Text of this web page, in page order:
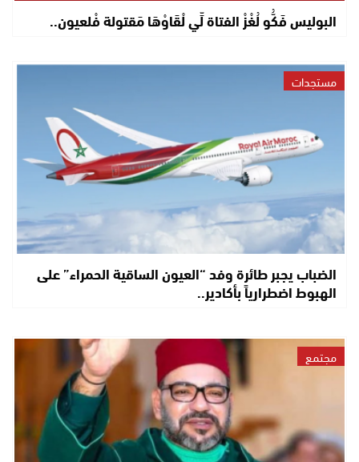
البوليس فَكُّو لُغْزْ الفتاة لِّي لْقَاوْهَا مَقتولة فْلعيون..
مستجدات
الضباب يجبر طائرة وفد “العيون الساقية الحمراء” على
الهبوط اضطرارياً بأكادير..
مجتمع